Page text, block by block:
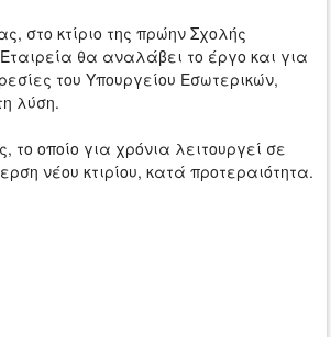
στο κτίριο της πρώην Σχολής
θα αναλάβει το έργο και για
του Υπουργείου Εσωτερικών,
λύση.
το οποίο για χρόνια λειτουργεί σε
νέου κτιρίου, κατά προτεραιότητα.